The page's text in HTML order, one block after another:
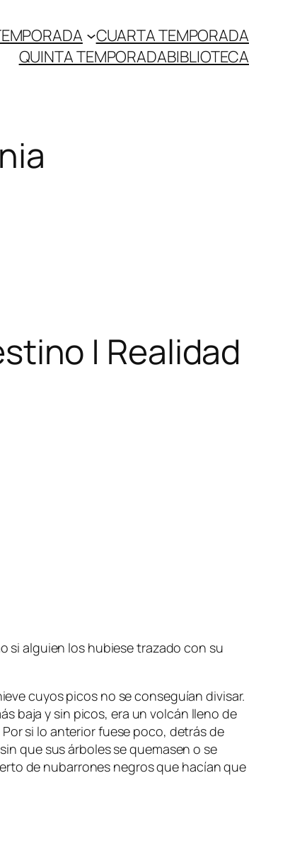
CUARTA TEMPORADA
QUINTA TEMPORADABIBLIOTECA
| Realidad
si alguien los hubiese trazado con su
cuyos picos no se conseguían divisar.
baja y sin picos, era un volcán lleno de
si lo anterior fuese poco, detrás de
que sus árboles se quemasen o se
de nubarrones negros que hacían que